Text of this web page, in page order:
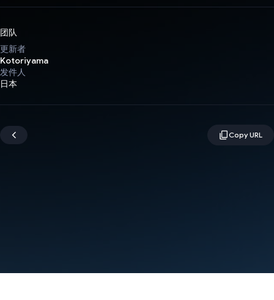
团队
更新者
Kotoriyama
发件人
日本